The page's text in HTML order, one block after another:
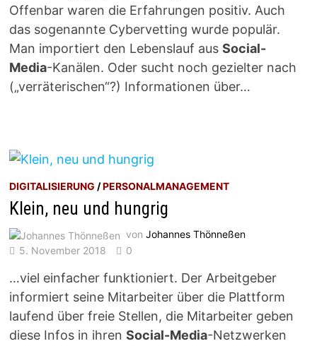
Offenbar waren die Erfahrungen positiv. Auch
das sogenannte Cybervetting wurde populär.
Man importiert den Lebenslauf ausSocial-
Media-Kanälen. Oder sucht noch gezielter nach
(„verräterischen“?) Informationen über…
DIGITALISIERUNG /PERSONALMANAGEMENT
Klein, neu und hungrig
vonJohannes Thönneßen
5. November 2018
0
…viel einfacher funktioniert. Der Arbeitgeber
informiert seine Mitarbeiter über die Plattform
laufend über freie Stellen, die Mitarbeiter geben
diese Infos in ihrenSocial-Media-Netzwerken